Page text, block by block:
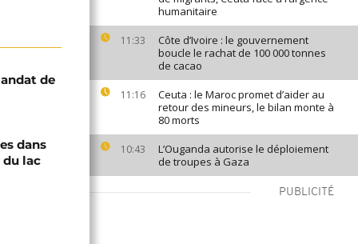
humanitaire
11:33
Côte d’Ivoire : le gouvernement
boucle le rachat de 100 000 tonnes
de cacao
11:16
Ceuta : le Maroc promet d’aider au
retour des mineurs, le bilan monte à
80 morts
10:43
L’Ouganda autorise le déploiement
de troupes à Gaza
PUBLICITÉ
de
dans
du lac